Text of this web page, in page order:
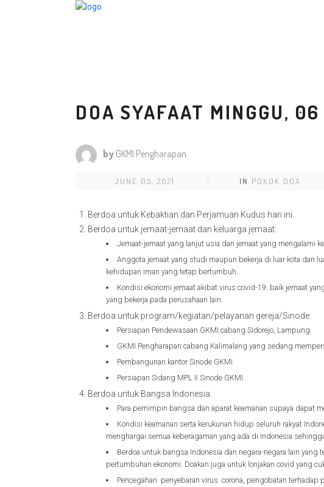
DOA SYAFAAT MINGGU,
by GKMI Pengharapan
JUNE 05, 2021 IN POKOK DOA
Berdoa untuk Kebaktian dan Perjamuan Kudus hari ini.
Berdoa untuk jemaat-jemaat dan keluarga jemaat:
Jemaat-jemaat yang lanjut usia dan jemaat yang mengalami
Anggota jemaat yang studi maupun bekerja di luar kota dan
kehidupan iman yang tetap bertumbuh.
Kondisi ekonomi jemaat akibat virus covid-19: baik jemaat
yang bekerja pada perusahaan lain.
Berdoa untuk program/kegiatan/pelayanan gereja/Sinode:
Persiapan Pendewasaan GKMI cabang Sidorejo, Lampung.
GKMI Pengharapan cabang Kalimalang yang sedang
Pembangunan kantor Sinode GKMI.
Persiapan Sidang MPL II Sinode GKMI.
Berdoa untuk Bangsa Indonesia:
Para pemimpin bangsa dan aparat keamanan supaya dapat
Kondisi keamanan serta kerukunan hidup seluruh rakyat
menghargai semua keberagaman yang ada di Indonesia
Berdoa untuk bangsa Indonesia dan negara-negara lain
pertumbuhan ekonomi. Doakan juga untuk lonjakan covid yang
Pencegahan penyebaran virus corona, pengobatan